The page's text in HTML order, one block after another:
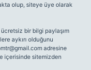
olup, siteye üye olarak
bir bilgi paylaşım
aykırı olduğunu
adresine
içerisinde sitemizden